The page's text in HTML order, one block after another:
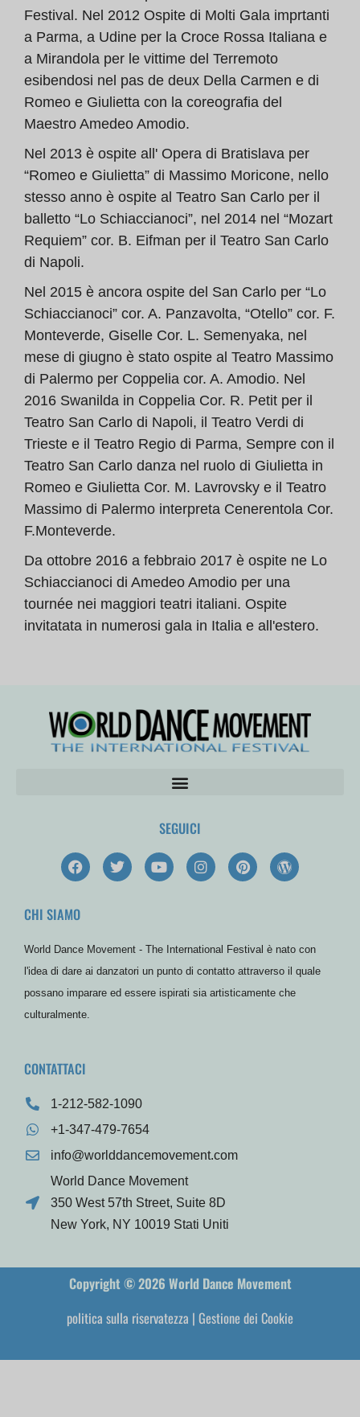
Festival. Nel 2012 Ospite di Molti Gala imprtanti
a Parma, a Udine per la Croce Rossa Italiana e
a Mirandola per le vittime del Terremoto
esibendosi nel pas de deux Della Carmen e di
Romeo e Giulietta con la coreografia del
Maestro Amedeo Amodio.
Nel 2013 è ospite all' Opera di Bratislava per
“Romeo e Giulietta” di Massimo Moricone, nello
stesso anno è ospite al Teatro San Carlo per il
balletto “Lo Schiaccianoci”, nel 2014 nel “Mozart
Requiem” cor. B. Eifman per il Teatro San Carlo
di Napoli.
Nel 2015 è ancora ospite del San Carlo per “Lo
Schiaccianoci” cor. A. Panzavolta, “Otello” cor. F.
Monteverde, Giselle Cor. L. Semenyaka, nel
mese di giugno è stato ospite al Teatro Massimo
di Palermo per Coppelia cor. A. Amodio. Nel
2016 Swanilda in Coppelia Cor. R. Petit per il
Teatro San Carlo di Napoli, il Teatro Verdi di
Trieste e il Teatro Regio di Parma, Sempre con il
Teatro San Carlo danza nel ruolo di Giulietta in
Romeo e Giulietta Cor. M. Lavrovsky e il Teatro
Massimo di Palermo interpreta Cenerentola Cor.
F.Monteverde.
Da ottobre 2016 a febbraio 2017 è ospite ne Lo
Schiaccianoci di Amedeo Amodio per una
tournée nei maggiori teatri italiani. Ospite
invitatata in numerosi gala in Italia e all'estero.
SEGUICI
F
a
c
b
o
T
w
i
r
Y
o
u
e
I
n
s
r
m
P
i
n
e
t
W
o
r
e
s
CHI SIAMO
World Dance Movement - The International Festival è nato con
l'idea di dare ai danzatori un punto di contatto attraverso il quale
possano imparare ed essere ispirati sia artisticamente che
culturalmente.
CONTATTACI
1-212-582-1090
+1-347-479-7654
info@worlddancemovement.com
World Dance Movement
350 West 57th Street, Suite 8D
New York, NY 10019 Stati Uniti
Copyright © 2026 World Dance Movement
politica sulla riservatezza | Gestione dei Cookie